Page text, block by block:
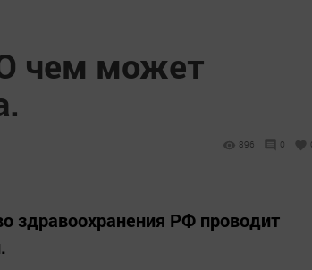
чем может
896 0
здравоохранения РФ проводит